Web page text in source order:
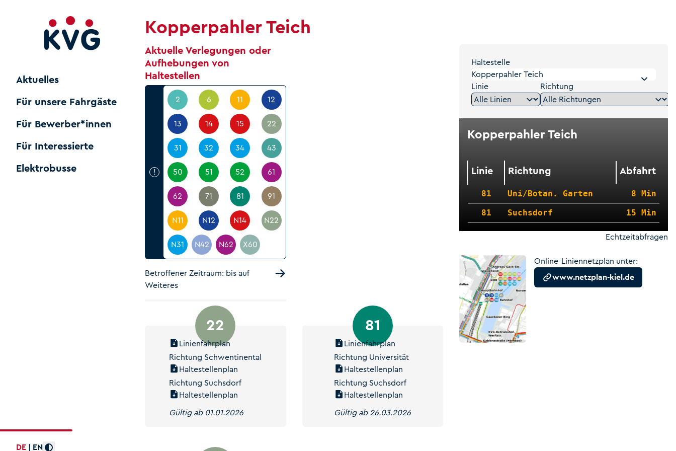
Aktuelles
Für unsere Fahrgäste
Für Bewerber*innen
Für Interessierte
Elektrobusse
DE EN
Kopperpahler Teich
Aktuelle Verlegungen oder
Aufhebungen von
Haltestellen
!
2 6 11 12
13 14 15 22
31 32 34 43
50 51 52 61
62 71 81 91
N11 N12 N14 N22
N31 N42 N62 X60
Betroffener Zeitraum: bis auf
Weiteres
22
Linienfahrplan
Richtung Schwentinental
Haltestellenplan
Richtung Suchsdorf
Haltestellenplan
Gültig ab 01.01.2026
81
Linienfahrplan
Richtung Universität
Haltestellenplan
Richtung Suchsdorf
Haltestellenplan
Gültig ab 26.03.2026
Echtzeitabfragen
Haltestelle
Linie Richtung
Kopperpahler Teich
Linie Richtung Abfahrt
81 Uni/Botan. Garten
8 Min
81
Suchsdorf 15 Min
Online-Liniennetzplan unter:
www.netzplan-kiel.de